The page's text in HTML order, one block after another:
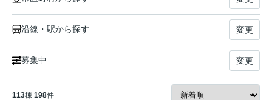
沿線・駅から探す 変更
募集中 変更
113棟 198件